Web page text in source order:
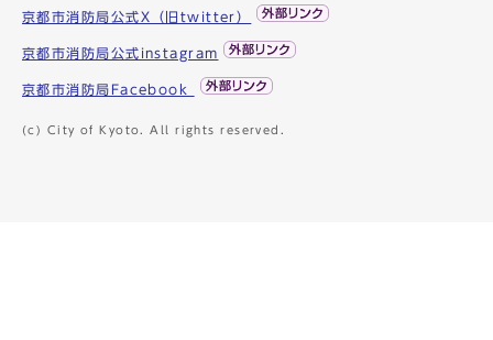
京都市消防局公式X（旧twitter）
京都市消防局公式instagram
京都市消防局Facebook
(c) City of Kyoto. All rights reserved.